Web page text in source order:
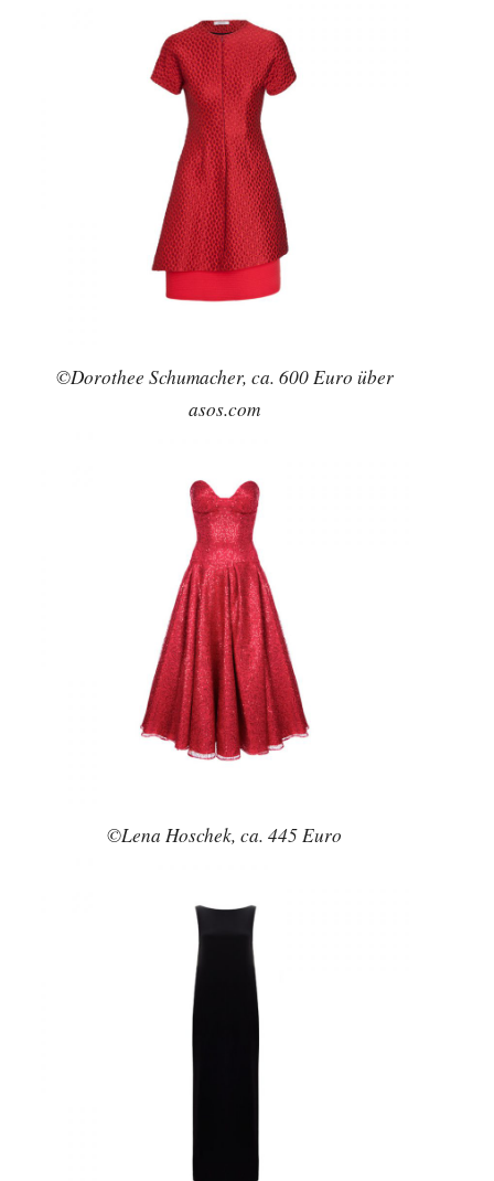
©Dorothee Schumacher, ca. 600 Euro über
asos.com
©Lena Hoschek, ca. 445 Euro